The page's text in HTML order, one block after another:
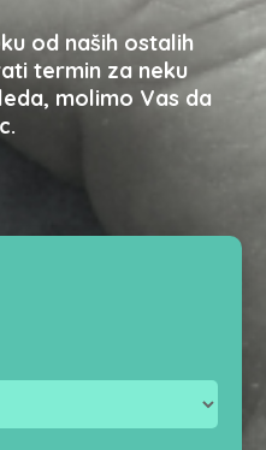
od naših ostalih
termin za neku
molimo Vas da